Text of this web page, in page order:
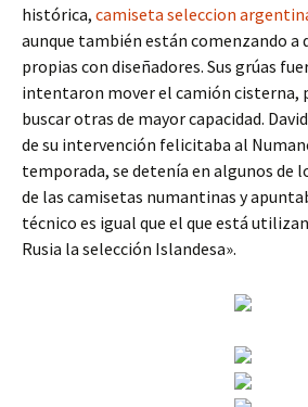
histórica, camiseta seleccion
aunque también están comenzando a
propias con diseñadores. Sus grúas
intentaron mover el camión cisterna,
buscar otras de mayor capacidad.
de su intervención felicitaba al
temporada, se detenía en algunos de
de las camisetas numantinas y
técnico es igual que el que está
Rusia la selección Islandesa».